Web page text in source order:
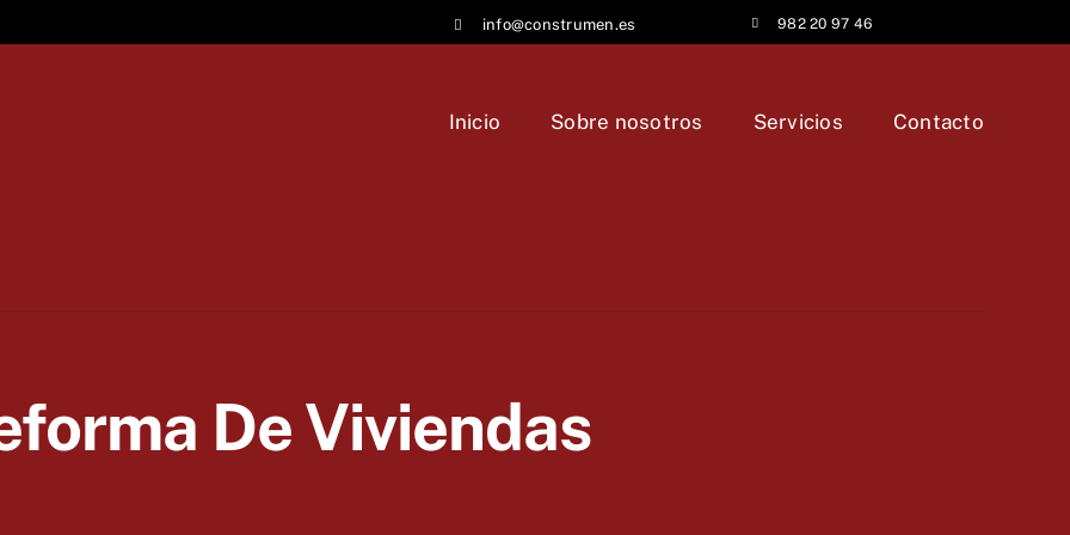
info@construmen.es 982 20 97 46
Inicio Sobre nosotros Servicios Contacto
De Viviendas